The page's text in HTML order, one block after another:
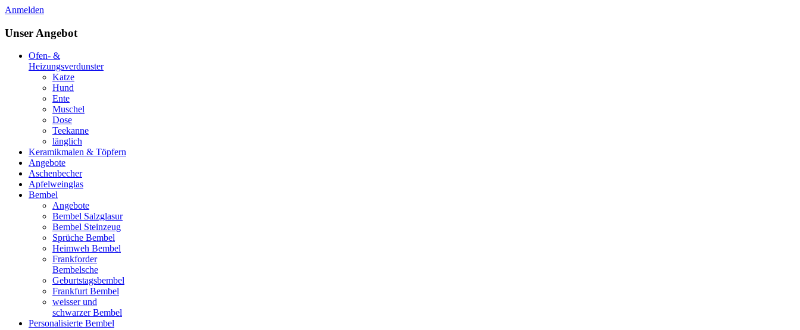
Anmelden
Unser Angebot
Ofen- &
Heizungsverdunster
Katze
Hund
Ente
Muschel
Dose
Teekanne
länglich
Keramikmalen & Töpfern
Angebote
Aschenbecher
Apfelweinglas
Bembel
Angebote
Bembel Salzglasur
Bembel Steinzeug
Sprüche Bembel
Heimweh Bembel
Frankforder
Bembelsche
Geburtstagsbembel
Frankfurt Bembel
weisser und
schwarzer Bembel
Personalisierte Bembel